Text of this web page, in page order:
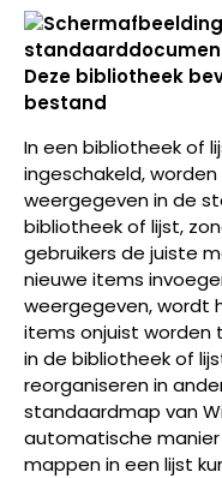
In een bibliotheek of
ingeschakeld,
weergegeven in de
bibliotheek of lijst,
gebruikers de juiste
nieuwe items
weergegeven, wordt
items onjuist
in de bibliotheek of
reorganiseren in
standaardmap van
automatische
mappen in een lijst